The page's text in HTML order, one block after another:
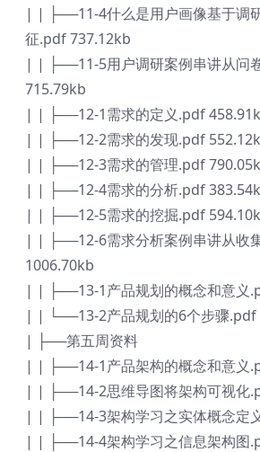
| | ├──11-4什么是用户画像基于调
征.pdf 737.12kb
| | ├──11-5用户调研案例串讲从问
715.79kb
| | ├──12-1需求的定义.pdf
| | ├──12-2需求的发现.pdf
| | ├──12-3需求的管理.pdf
| | ├──12-4需求的分析.pdf
| | ├──12-5需求的挖掘.pdf
| | ├──12-6需求分析案例串讲从收
1006.70kb
| | ├──13-1产品规划的概念和意义
| | └──13-2产品规划的6个步骤.pdf
| ├──第五周资料
| | ├──14-1产品架构的概念和意义
| | ├──14-2思维导图将架构可视化
| | ├──14-3架构学习之实体概念定
| | ├──14-4架构学习之信息架构图